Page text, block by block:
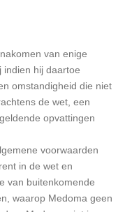
van enige
indien hij daartoe
omstandigheid die niet
de wet, een
opvattingen
voorwaarden
in de wet en
van buitenkomende
waarop Medoma geen